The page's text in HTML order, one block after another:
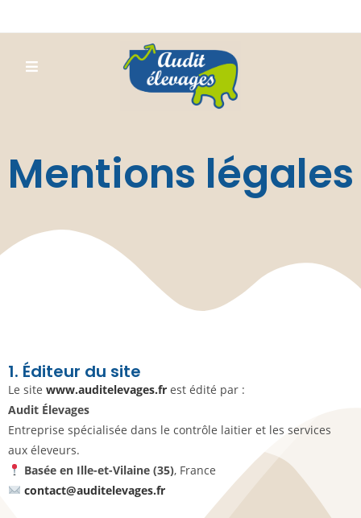
Mentions légales
1. Éditeur du site
Le site www.auditelevages.fr est édité par :
Audit Élevages
Entreprise spécialisée dans le contrôle laitier et les services
aux éleveurs.
Basée en Ille-et-Vilaine (35), France
contact@auditelevages.fr